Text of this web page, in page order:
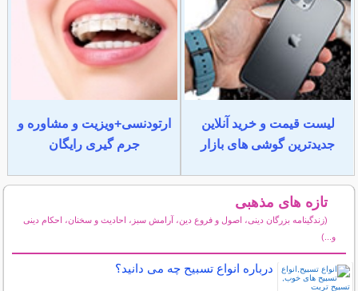
لیست قیمت و خرید آنلاین
جدیدترین گوشی های بازار
ارتودنسی+ویزیت و مشاوره و
جرم گیری رایگان
تازه های مذهبی
(زندگینامه بزرگان دینی، اصول و فروع دین، آرامش سبز، احادیث و سخنان، احکام دینی
و...)
درباره انواع تسبیح چه می دانید؟